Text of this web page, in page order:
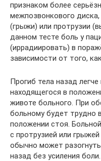
признаком более
межпозвонкового
(грыжи) или протрузии
данном тесте боль у
(иррадиировать) в
зависимости от того,
Прогиб тела назад
находящегося в
животе больного. При
больному будет трудно
положении стоя.
с протрузией или
обычно может
назад без усиления